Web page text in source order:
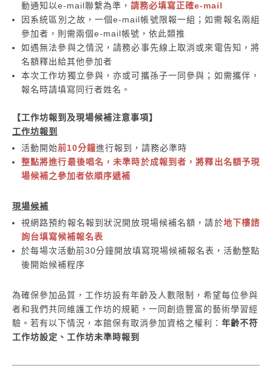
動通知以e-mail聯繫為準， 請務必填寫正確e-mail
因系統區別之故，一個e-mail帳號限報一組；如需報名兩組
參加者，則需兩個e-mail帳號，依此類推
如遇無法參與之情況，請務必事先線上取消或來電告知，將
名額釋出給其他參加者
本次工作坊獨立參與，亦或可攜孫子一同參與；如需攜伴，
報名時請填寫同行者姓名。
【工作坊報到及現場候補注意事項】
工作坊報到
活動開始前10分鐘進行報到，請務必準時
整點將進行最後唱名，未準時於成報到者，將釋出名額予現
場候補之參加者依順序遞補
現場候補
視網路預約報名報到狀況開放現場候補名額，請於地下樓諮
詢台填寫候補報名表
於每場次活動前30分鐘開放填寫現場候補報名表，活動整點
後開始候補程序
為確保參加品質，工作坊設有年齡及人數限制，希望每位參與
者和我們共同維護工作坊的規範，一同創造豐富的藝術學習經
驗。若有以下情況，本館保有取消參加資格之權利： 年齡不符
工作坊設定、工作坊未準時報到